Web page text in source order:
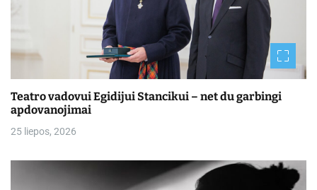
Teatro vadovui Egidijui Stancikui – net du garbingi
apdovanojimai
25 liepos, 2026